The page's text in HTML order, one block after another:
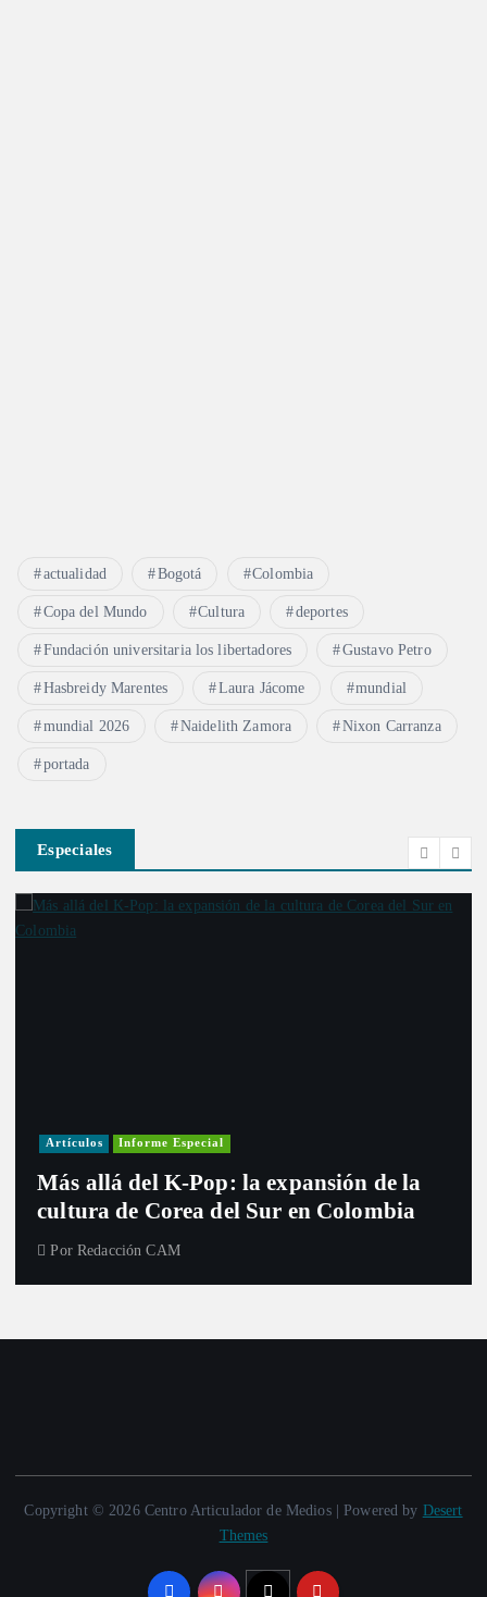
actualidad Bogotá Colombia
Copa del Mundo Cultura deportes
Fundación universitaria los libertadores Gustavo Petro
Hasbreidy Marentes Laura Jácome mundial
mundial 2026 Naidelith Zamora Nixon Carranza
portada
Especiales
Artículos Informe Especial
Más allá del K-Pop: la expansión de la
cultura de Corea del Sur en Colombia
Por Redacción CAM
Copyright © 2026 Centro Articulador de Medios | Powered by Desert
Themes